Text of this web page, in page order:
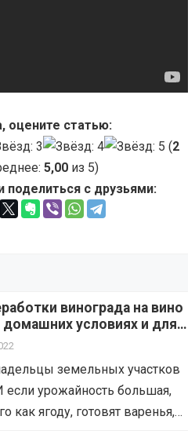
оцените статью:
(2
5,00из 5)
поделиться с друзьями:
винограда на вино
домашних условиях и для
— технологии,
земельных участков
урожайность большая,
как ягоду, готовят варенья,…